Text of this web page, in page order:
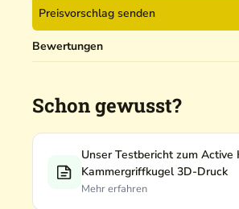
Preisvorschlag senden
Bewertungen
Schon gewusst?
Unser Testbericht zum Active
Kammergriffkugel 3D-Druck
Mehr erfahren